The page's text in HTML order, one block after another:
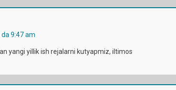
9:47 am
yangi yillik ish rejalarni kutyapmiz, iltimos